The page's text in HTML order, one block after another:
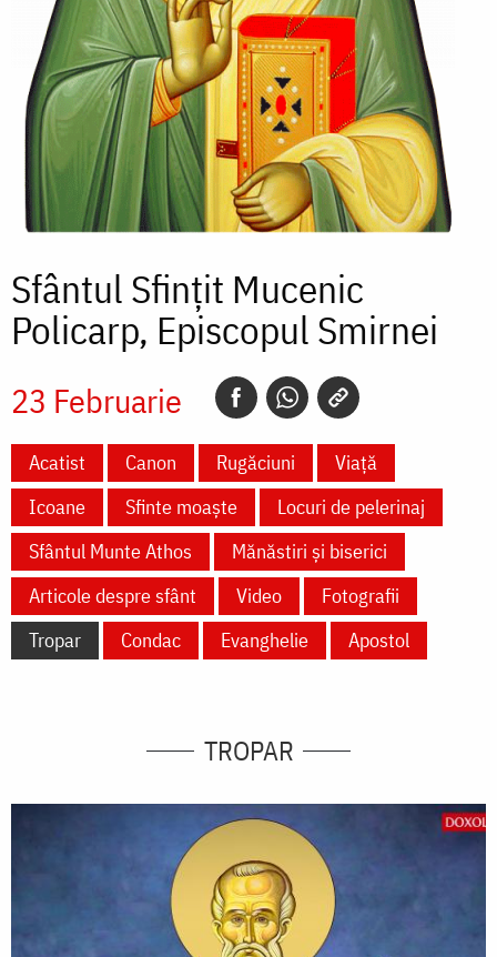
Sfântul Sfințit Mucenic
Policarp, Episcopul Smirnei
23 Februarie
Acatist Canon Rugăciuni
Viață
Icoane
Sfinte moaște
Locuri de pelerinaj
Sfântul Munte Athos
Mănăstiri și biserici
Articole despre sfânt
Video
Fotografii
Tropar
Condac Evanghelie Apostol
TROPAR